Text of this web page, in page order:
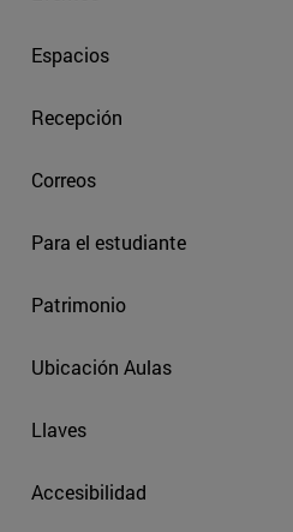
Espacios
Recepción
Correos
Para el estudiante
Patrimonio
Ubicación Aulas
Llaves
Accesibilidad